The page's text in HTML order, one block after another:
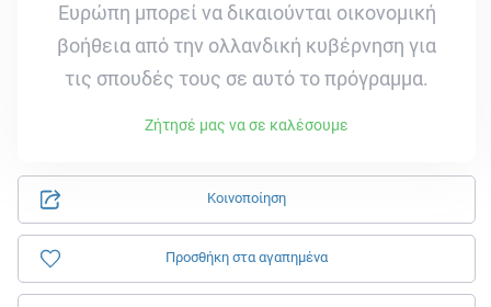
Κοινοποίηση
Προσθήκη στα αγαπημένα
Ευρώπη μπορεί να δικαιούνται οικονομική
βοήθεια από την ολλανδική κυβέρνηση για
τις σπουδές τους σε αυτό το πρόγραμμα.
Ζήτησέ μας να σε καλέσουμε